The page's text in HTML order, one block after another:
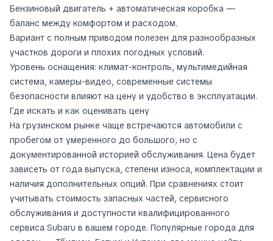
Бензиновый двигатель + автоматическая коробка —
баланс между комфортом и расходом.
Вариант с полным приводом полезен для разнообразных
участков дороги и плохих погодных условий.
Уровень оснащения: климат-контроль, мультимедийная
система, камеры-видео, современные системы
безопасности влияют на цену и удобство в эксплуатации.
Где искать и как оценивать цену
На грузинском рынке чаще встречаются автомобили с
пробегом от умеренного до большого, но с
документированной историей обслуживания. Цена будет
зависеть от года выпуска, степени износа, комплектации и
наличия дополнительных опций. При сравнениях стоит
учитывать стоимость запасных частей, сервисного
обслуживания и доступности квалифицированного
сервиса Subaru в вашем городе. Популярные города для